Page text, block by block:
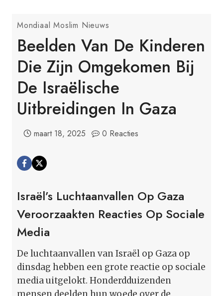
Mondiaal Moslim Nieuws
Beelden Van De Kinderen
Die Zijn Omgekomen Bij
De Israëlische
Uitbreidingen In Gaza
maart 18, 2025 0 Reacties
Israël’s Luchtaanvallen Op Gaza
Veroorzaakten Reacties Op Sociale
Media
De luchtaanvallen van Israël op Gaza op
dinsdag hebben een grote reactie op sociale
media uitgelokt. Honderdduizenden